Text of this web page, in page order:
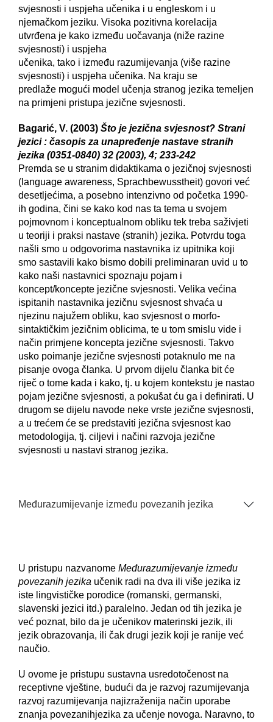
svjesnosti i uspjeha učenika i u engleskom i u
njemačkom jeziku. Visoka pozitivna korelacija
utvrđena je kako između uočavanja (niže razine
svjesnosti) i uspjeha
učenika, tako i između razumijevanja (više razine
svjesnosti) i uspjeha učenika. Na kraju se
predlaže mogući model učenja stranog jezika temeljen
na primjeni pristupa jezične svjesnosti.
Bagarić, V. (2003) Što je jezična svjesnost? Strani
jezici : časopis za unapređenje nastave stranih
jezika (0351-0840) 32 (2003), 4; 233-242
Premda se u stranim didaktikama o jezičnoj svjesnosti
(language awareness, Sprachbewusstheit) govori već
desetljećima, a posebno intenzivno od početka 1990-
ih godina, čini se kako kod nas ta tema u svojem
pojmovnom i konceptualnom obliku tek treba saživjeti
u teoriji i praksi nastave (stranih) jezika. Potvrdu toga
našli smo u odgovorima nastavnika iz upitnika koji
smo sastavili kako bismo dobili preliminaran uvid u to
kako naši nastavnici spoznaju pojam i
koncept/koncepte jezične svjesnosti. Velika većina
ispitanih nastavnika jezičnu svjesnost shvaća u
njezinu najužem obliku, kao svjesnost o morfo-
sintaktičkim jezičnim oblicima, te u tom smislu vide i
način primjene koncepta jezične svjesnosti. Takvo
usko poimanje jezične svjesnosti potaknulo me na
pisanje ovoga članka. U prvom dijelu članka bit će
riječ o tome kada i kako, tj. u kojem kontekstu je nastao
pojam jezične svjesnosti, a pokušat ću ga i definirati. U
drugom se dijelu navode neke vrste jezične svjesnosti,
a u trećem će se predstaviti jezična svjesnost kao
metodologija, tj. ciljevi i načini razvoja jezične
svjesnosti u nastavi stranog jezika.
Međurazumijevanje između povezanih jezika
U pristupu nazvanome Međurazumijevanje između
povezanih jezika učenik radi na dva ili više jezika iz
iste lingvističke porodice (romanski, germanski,
slavenski jezici itd.) paralelno. Jedan od tih jezika je
već poznat, bilo da je učenikov materinski jezik, ili
jezik obrazovanja, ili čak drugi jezik koji je ranije već
naučio.
U ovome je pristupu sustavna usredotočenost na
receptivne vještine, budući da je razvoj razumijevanja
razvoj razumijevanja najizraženija način uporabe
znanja povezanihjezika za učenje novoga. Naravno, to